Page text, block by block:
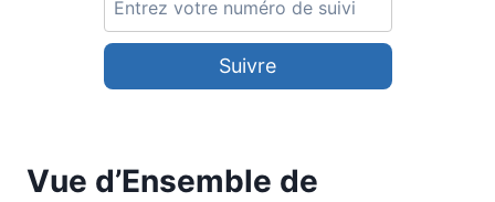
Suivre
Vue d’Ensemble de